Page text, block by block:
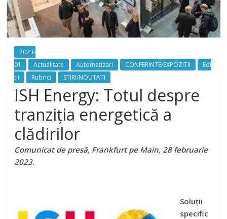
2023-
01
Actualitate Automatizari CONFERINTE/EXPOZITII
Edi
tii
Rubrici STIRI/NOUTATI
ISH Energy: Totul despre
tranziția energetică a
clădirilor
Comunicat de presă, Frankfurt pe Main, 28 februarie
2023.
Soluții
specific